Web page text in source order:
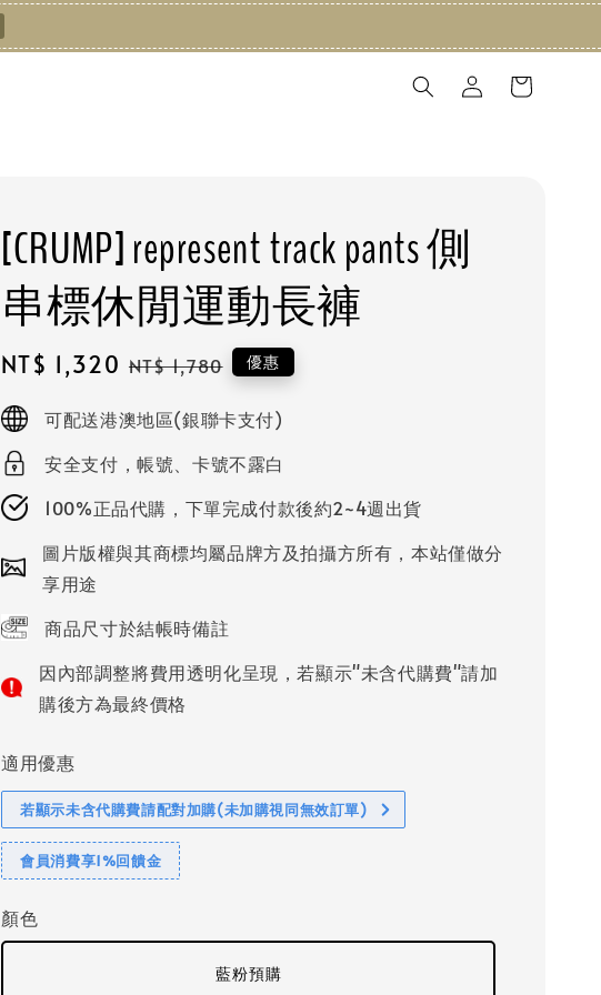
[CRUMP] represent track pants 側
串標休閒運動長褲
Sale
price
NT$ 1,320 Regular
NT$ 1,780 優惠
可配送港澳地區(銀聯卡支付)
安全支付，帳號、卡號不露白
100%正品代購，下單完成付款後約2~4週出貨
圖片版權與其商標均屬品牌方及拍攝方所有，本站僅做分
享用途
商品尺寸於結帳時備註
因內部調整將費用透明化呈現，若顯示"未含代購費"請加
購後方為最終價格
適用優惠
若顯示未含代購費請配對加購(未加購視同無效訂單)
會員消費享1%回饋金
顏色
藍粉預購